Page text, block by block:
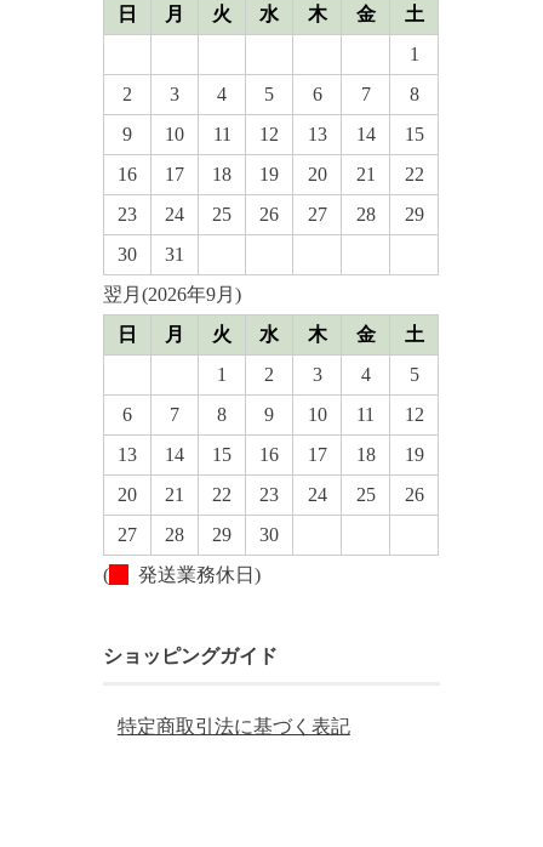
日
月 火 水 木 金
土
1
2
3 4 5 6 7
8
9
10 11 12 13 14
15
16
17 18 19 20 21
22
23
24 25 26 27 28
29
30
31
翌月(2026年9月)
日
月 火 水 木 金
土
1
2 3 4
5
6
7 8 9 10 11
12
13
14 15 16 17 18
19
20
21 22 23 24 25
26
27
28 29
30
(
発送業務休日)
ショッピングガイド
特定商取引法に基づく表記